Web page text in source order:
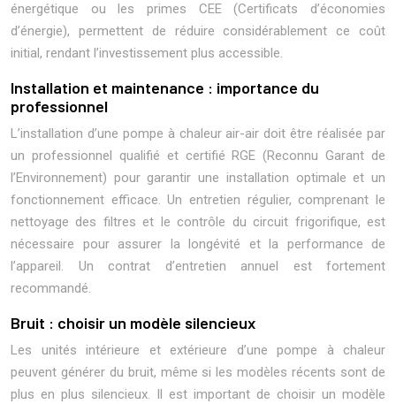
énergétique ou les primes CEE (Certificats d’économies
d’énergie), permettent de réduire considérablement ce coût
initial, rendant l’investissement plus accessible.
Installation et maintenance : importance du
professionnel
L’installation d’une pompe à chaleur air-air doit être réalisée par
un professionnel qualifié et certifié RGE (Reconnu Garant de
l’Environnement) pour garantir une installation optimale et un
fonctionnement efficace. Un entretien régulier, comprenant le
nettoyage des filtres et le contrôle du circuit frigorifique, est
nécessaire pour assurer la longévité et la performance de
l’appareil. Un contrat d’entretien annuel est fortement
recommandé.
Bruit : choisir un modèle silencieux
Les unités intérieure et extérieure d’une pompe à chaleur
peuvent générer du bruit, même si les modèles récents sont de
plus en plus silencieux. Il est important de choisir un modèle